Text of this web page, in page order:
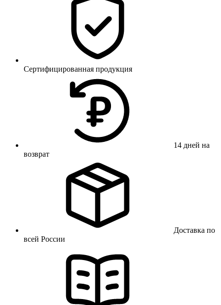
Сертифицированная продукция
14 дней на
возврат
Доставка по
всей России